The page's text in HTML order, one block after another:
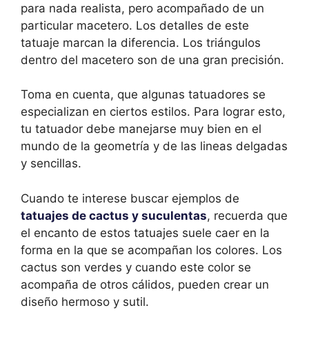
para nada realista, pero acompañado de un
particular macetero. Los detalles de este
tatuaje marcan la diferencia. Los triángulos
dentro del macetero son de una gran precisión.
Toma en cuenta, que algunas tatuadores se
especializan en ciertos estilos. Para lograr esto,
tu tatuador debe manejarse muy bien en el
mundo de la geometría y de las lineas delgadas
y sencillas.
Cuando te interese buscar ejemplos de
tatuajes de cactus y suculentas, recuerda que
el encanto de estos tatuajes suele caer en la
forma en la que se acompañan los colores. Los
cactus son verdes y cuando este color se
acompaña de otros cálidos, pueden crear un
diseño hermoso y sutil.